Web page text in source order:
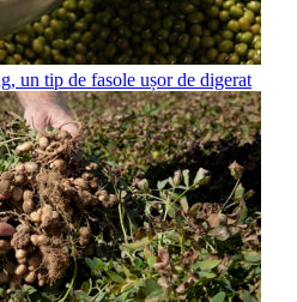
un tip de fasole ușor de digerat